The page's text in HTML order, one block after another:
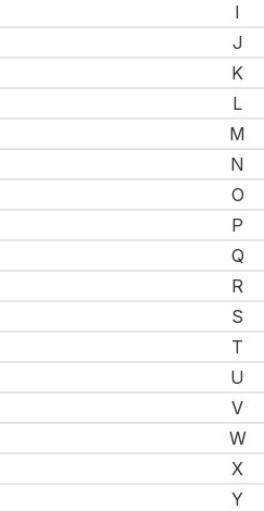
I
J
K
L
M
N
O
P
Q
R
S
T
U
V
W
X
Y